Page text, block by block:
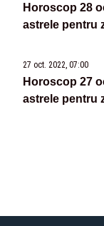
Horoscop 28
astrele pentru
27 oct. 2022, 07:00
Horoscop 27
astrele pentru